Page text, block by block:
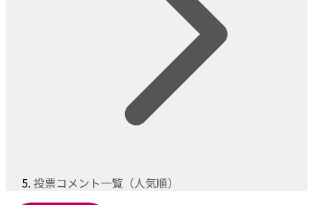
投票コメント一覧（人気順）